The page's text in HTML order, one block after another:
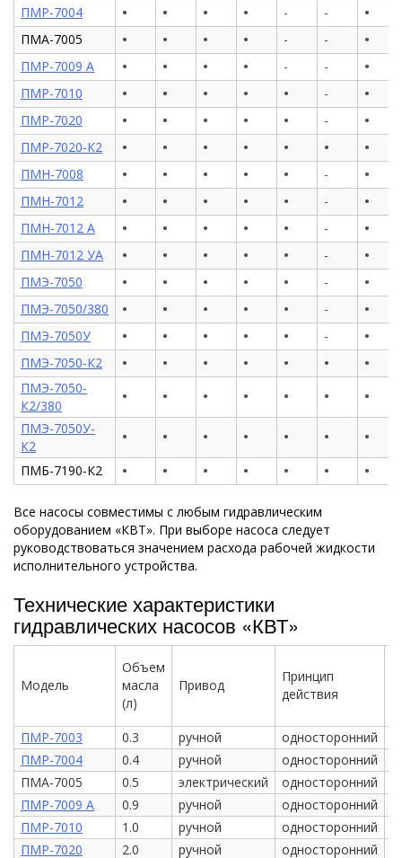
ПМР-7004
• • • • - - •
ПМА-7005 • • • • - - •
ПМР-7009 А • • • • - - •
ПМР-7010 • • • • • - •
ПМР-7020 • • • • • - •
ПМР-7020-К2 • • • • • • •
ПМН-7008 • • • • • - •
ПМН-7012 • • • • • - •
ПМН-7012 А • • • • • - •
ПМН-7012 УА • • • • • - •
ПМЭ-7050 • • • • • - •
ПМЭ-7050/380 • • • • • - •
ПМЭ-7050У • • • • • - •
ПМЭ-7050-К2 • • • • • • •
ПМЭ-7050-
К2/380
• • • • • • •
ПМЭ-7050У-
К2
• • • • • • •
ПМБ-7190-К2 • • • • • • •
Все насосы совместимы с любым гидравлическим
оборудованием «КВТ». При выборе насоса следует
руководствоваться значением расхода рабочей жидкости
исполнительного устройства.
Технические характеристики
гидравлических насосов «КВТ»
Модель
Объем
масла
(л)
Привод
Принцип
действия
ПМР-7003 0.3 ручной односторонний
ПМР-7004
0.4 ручной односторонний
ПМА-7005
0.5 электрический односторонний
ПМР-7009 А
0.9 ручной односторонний
ПМР-7010
1.0 ручной односторонний
ПМР-7020
2.0 ручной односторонний